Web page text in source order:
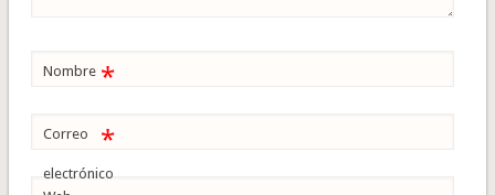
Nombre *
Correo
electrónico
*